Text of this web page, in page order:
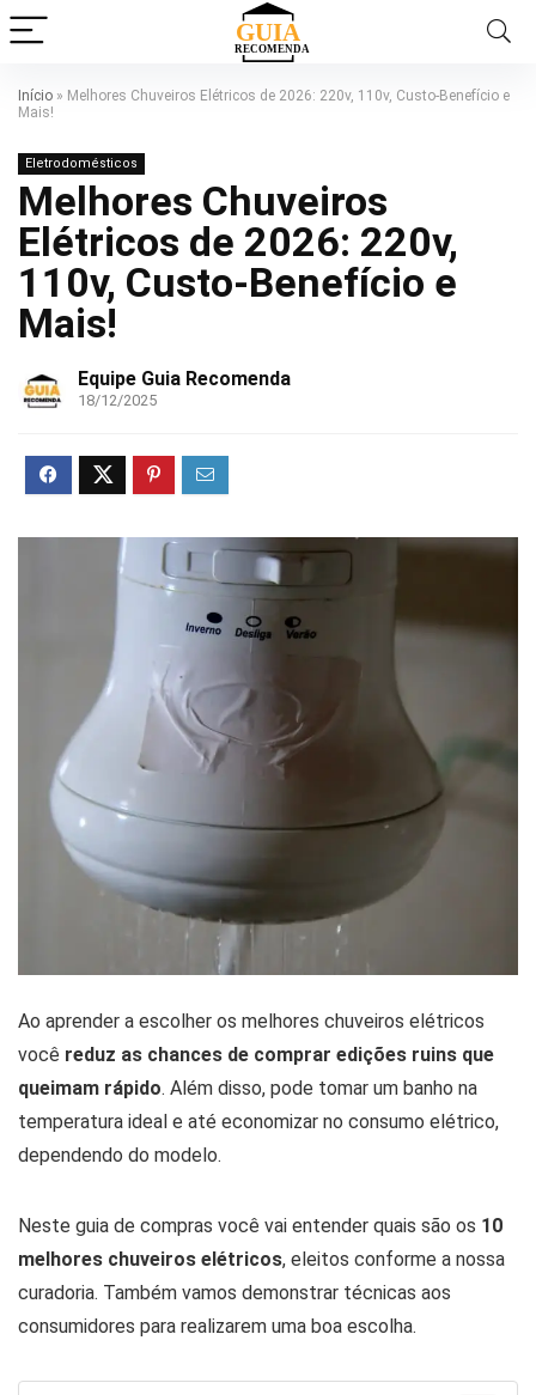
Início » Melhores Chuveiros Elétricos de 2026: 220v, 110v, Custo-Benefício e
Mais!
Eletrodomésticos
Melhores Chuveiros
Elétricos de 2026: 220v,
110v, Custo-Benefício e
Mais!
Equipe Guia Recomenda
18/12/2025
Ao aprender a escolher os melhores chuveiros elétricos
você reduz as chances de comprar edições ruins que
queimam rápido. Além disso, pode tomar um banho na
temperatura ideal e até economizar no consumo elétrico,
dependendo do modelo.
Neste guia de compras você vai entender quais são os 10
melhores chuveiros elétricos, eleitos conforme a nossa
curadoria. Também vamos demonstrar técnicas aos
consumidores para realizarem uma boa escolha.